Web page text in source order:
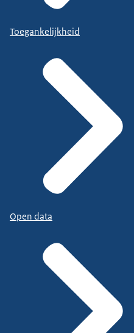
Toegankelijkheid
Open data